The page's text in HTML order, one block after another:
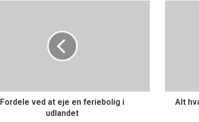
Fordele ved at eje en feriebolig i
udlandet
Alt